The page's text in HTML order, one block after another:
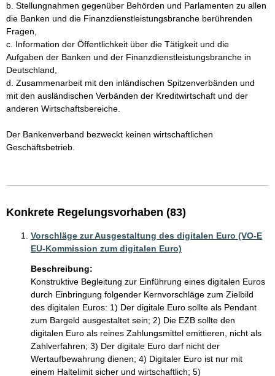
b. Stellungnahmen gegenüber Behörden und Parlamenten zu allen
die Banken und die Finanzdienstleistungsbranche berührenden
Fragen,
c. Information der Öffentlichkeit über die Tätigkeit und die
Aufgaben der Banken und der Finanzdienstleistungsbranche in
Deutschland,
d. Zusammenarbeit mit den inländischen Spitzenverbänden und
mit den ausländischen Verbänden der Kreditwirtschaft und der
anderen Wirtschaftsbereiche.
Der Bankenverband bezweckt keinen wirtschaftlichen
Geschäftsbetrieb.
Konkrete Regelungsvorhaben (83)
Vorschläge zur Ausgestaltung des digitalen Euro (VO-E
EU-Kommission zum digitalen Euro)
Beschreibung:
Konstruktive Begleitung zur Einführung eines digitalen Euros
durch Einbringung folgender Kernvorschläge zum Zielbild
des digitalen Euros: 1) Der digitale Euro sollte als Pendant
zum Bargeld ausgestaltet sein; 2) Die EZB sollte den
digitalen Euro als reines Zahlungsmittel emittieren, nicht als
Zahlverfahren; 3) Der digitale Euro darf nicht der
Wertaufbewahrung dienen; 4) Digitaler Euro ist nur mit
einem Haltelimit sicher und wirtschaftlich; 5)